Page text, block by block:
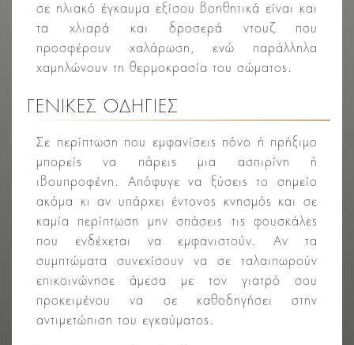
σε ηλιακό έγκαυμα εξίσου βοηθητικά είναι και
τα χλιαρά και δροσερά ντουζ που
προσφέρουν χαλάρωση, ενώ παράλληλα
χαμηλώνουν τη θερμοκρασία του σώματος.
ΓΕΝΙΚΈΣ ΟΔΗΓΊΕΣ
Σε περίπτωση που εμφανίσεις πόνο ή πρήξιμο
μπορείς να πάρεις μια ασπιρίνη ή
ιβουπροφένη. Απόφυγε να ξύσεις το σημείο
ακόμα κι αν υπάρχει έντονος κνησμός και σε
καμία περίπτωση μην σπάσεις τις φουσκάλες
που ενδέχεται να εμφανιστούν. Αν τα
συμπτώματα συνεχίσουν να σε ταλαιπωρούν
επικοινώνησε άμεσα με τον γιατρό σου
προκειμένου να σε καθοδηγήσει στην
αντιμετώπιση του εγκαύματος.